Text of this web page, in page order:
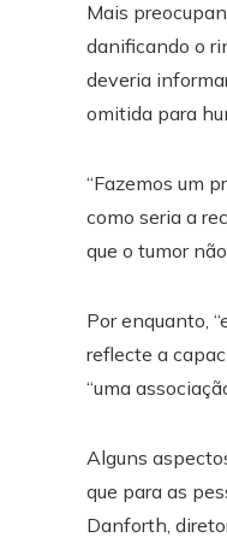
Mais
danificando o
deveria
omitida para
“Fazemos um
como seria a
que o tumor
Por enquanto,
reflecte a
“uma
Alguns
que para as
Danforth,